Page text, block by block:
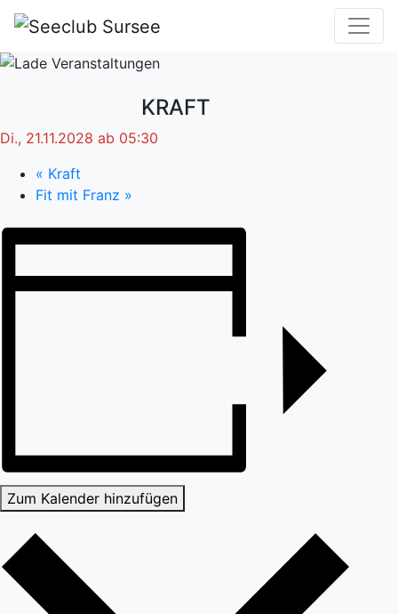
KRAFT
Di., 21.11.2028 ab 05:30
« Kraft
Fit mit Franz »
Zum Kalender hinzufügen